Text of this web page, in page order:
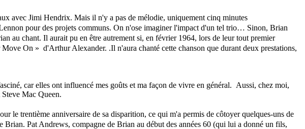
avec Jimi Hendrix. Mais il n'y a pas de mélodie, uniquement cinq minutes
pour des projets communs. On n'ose imaginer l'impact d'un tel trio… Sinon, Brian
au chant. Il aurait pu en être autrement si, en février 1964, lors de leur tout premier
On » d'Arthur Alexander. .Il n'aura chanté cette chanson que durant deux prestations,
car elles ont influencé mes goûts et ma façon de vivre en général. Aussi, chez moi,
Mac Queen.
le trentième anniversaire de sa disparition, ce qui m'a permis de côtoyer quelques-uns de
Pat Andrews, compagne de Brian au début des années 60 (qui lui a donné un fils,